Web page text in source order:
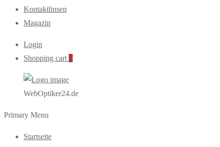
Kontaktlinsen
Magazin
Login
Shopping cart 0
WebOptiker24.de
Primary Menu
Startseite